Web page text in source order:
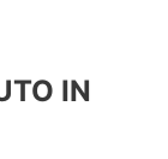
IN